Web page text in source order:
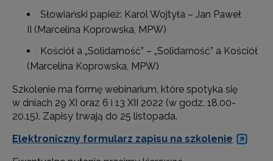
Słowiański papież: Karol Wojtyła – Jan Paweł
II (Marcelina Koprowska, MPW)
Kościół a „Solidarność” – „Solidarność” a Kościół
(Marcelina Koprowska, MPW)
Szkolenie ma formę webinarium, które spotyka się
w dniach 29 XI oraz 6 i 13 XII 2022 (w godz. 18.00-
20.15). Zapisy trwają do 25 listopada.
Elektroniczny formularz zapisu na szkolenie